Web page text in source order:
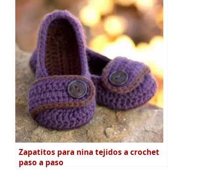
Zapatitos para nina tejidos a crochet
paso a paso